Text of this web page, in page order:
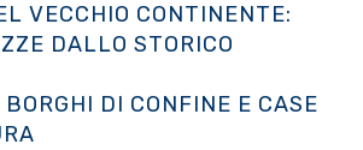
VECCHIO CONTINENTE:
DALLO STORICO
DI CONFINE E CASE